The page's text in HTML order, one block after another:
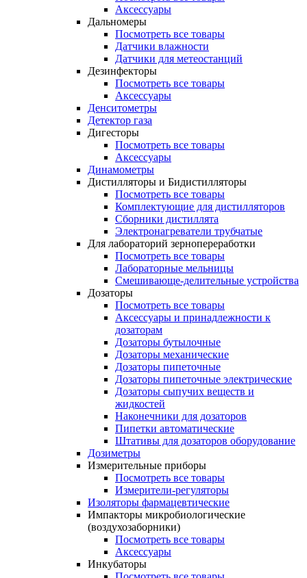
Аксессуары
Дальномеры
Посмотреть все товары
Датчики влажности
Датчики для метеостанций
Дезинфекторы
Посмотреть все товары
Аксессуары
Денситометры
Детектор газа
Дигесторы
Посмотреть все товары
Аксессуары
Динамометры
Дистилляторы и Бидистилляторы
Посмотреть все товары
Комплектующие для дистилляторов
Сборники дистиллята
Электронагреватели трубчатые
Для лабораторий зернопереработки
Посмотреть все товары
Лабораторные мельницы
Смешивающе-делительные устройства
Дозаторы
Посмотреть все товары
Аксессуары и принадлежности к
дозаторам
Дозаторы бутылочные
Дозаторы механические
Дозаторы пипеточные
Дозаторы пипеточные электрические
Дозаторы сыпучих веществ и
жидкостей
Наконечники для дозаторов
Пипетки автоматические
Штативы для дозаторов оборудование
Дозиметры
Измерительные приборы
Посмотреть все товары
Измерители-регуляторы
Изоляторы фармацевтические
Импакторы микробиологические
(воздухозаборники)
Посмотреть все товары
Аксессуары
Инкубаторы